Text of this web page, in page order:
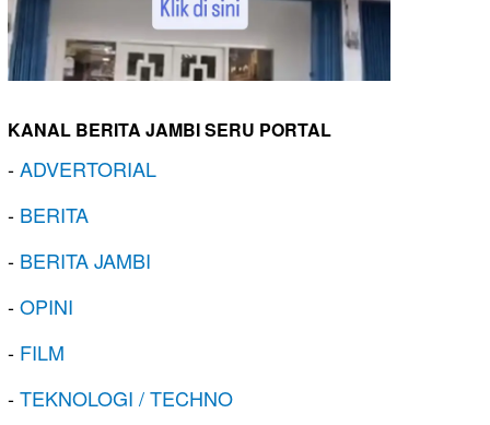
KANAL BERITA JAMBI SERU PORTAL
-ADVERTORIAL
- BERITA
- BERITA JAMBI
-OPINI
- FILM
-TEKNOLOGI / TECHNO